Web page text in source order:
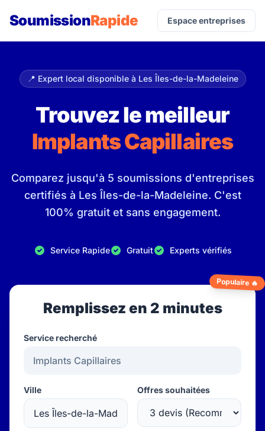
SoumissionRapide Espace entreprises
📍 Expert local disponible à Les Îles-de-la-Madeleine
Trouvez le meilleur
Implants Capillaires
Comparez jusqu'à 5 soumissions d'entreprises
certifiés à Les Îles-de-la-Madeleine. C'est
100% gratuit et sans engagement.
Service Rapide Gratuit Experts vérifiés
Populaire 🔥
Remplissez en 2 minutes
Service recherché
Ville Offres souhaitées